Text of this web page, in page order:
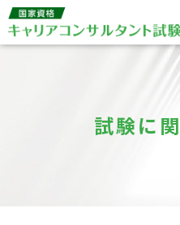
試験に